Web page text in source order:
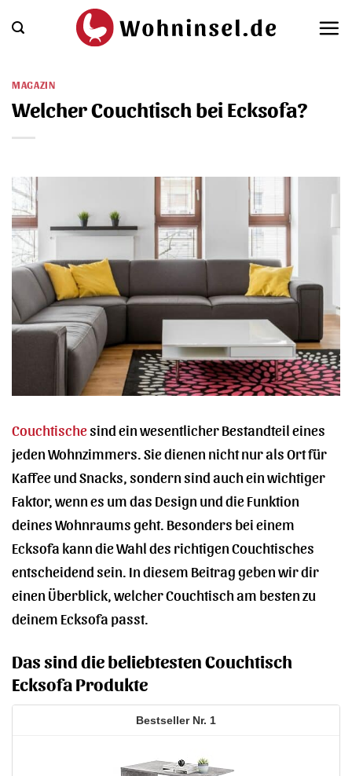
Inhalt
MAGAZIN
Welcher Couchtisch bei Ecksofa?
Couchtischesind ein wesentlicher Bestandteil eines
jeden Wohnzimmers. Sie dienen nicht nur als Ort für
Kaffee und Snacks, sondern sind auch ein wichtiger
Faktor, wenn es um das Design und die Funktion
deines Wohnraums geht. Besonders bei einem
Ecksofa kann die Wahl des richtigen Couchtisches
entscheidend sein. In diesem Beitrag geben wir dir
einen Überblick, welcher Couchtisch am besten zu
deinem Ecksofa passt.
Das sind die beliebtesten Couchtisch
Ecksofa Produkte
1